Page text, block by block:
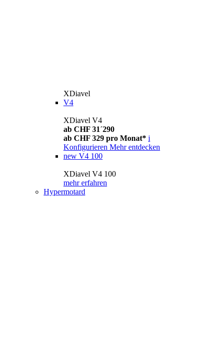
XDiavel
V4
XDiavel V4
ab CHF 31´290
ab CHF 329 pro Monat* i
Konfigurieren Mehr entdecken
new V4 100
XDiavel V4 100
mehr erfahren
Hypermotard